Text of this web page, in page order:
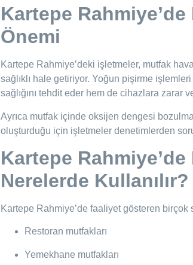
Kartepe
Önemi
Kartepe Rahmiye’deki işletmeler, mutfak
sağlıklı hale getiriyor. Yoğun pişirme işlemleri
sağlığını tehdit eder hem de cihazlara
Ayrıca mutfak içinde oksijen dengesi
oluşturduğu için işletmeler denetimlerden
Kartepe
Nerelerde Kullanılır?
Kartepe Rahmiye’de faaliyet gösteren
Restoran mutfakları
Yemekhane mutfakları